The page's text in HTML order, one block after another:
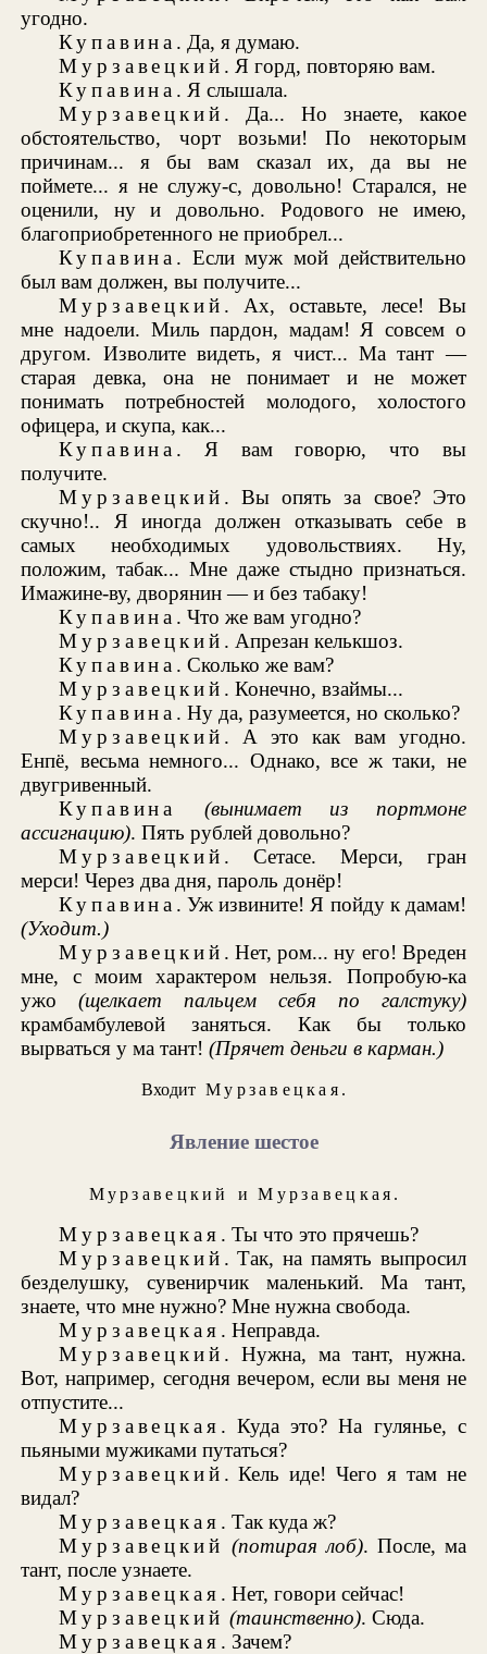
угодно.
Купавина . Да, я думаю.
Мурзавецкий . Я горд, повторяю вам.
Купавина . Я слышала.
Мурзавецкий . Да... Но знаете, какое
обстоятельство, чорт возьми! По некоторым
причинам... я бы вам сказал их, да вы не
поймете... я не служу-с, довольно! Старался, не
оценили, ну и довольно. Родового не имею,
благоприобретенного не приобрел...
Купавина . Если муж мой действительно
был вам должен, вы получите...
Мурзавецкий . Ах, оставьте, лесе! Вы
мне надоели. Миль пардон, мадам! Я совсем о
другом. Изволите видеть, я чист... Ма тант —
старая девка, она не понимает и не может
понимать потребностей молодого, холостого
офицера, и скупа, как...
Купавина . Я вам говорю, что вы
получите.
Мурзавецкий . Вы опять за свое? Это
скучно!.. Я иногда должен отказывать себе в
самых необходимых удовольствиях. Ну,
положим, табак... Мне даже стыдно признаться.
Имажине-ву, дворянин — и без табаку!
Купавина . Что же вам угодно?
Мурзавецкий . Апрезан келькшоз.
Купавина . Сколько же вам?
Мурзавецкий . Конечно, взаймы...
Купавина . Ну да, разумеется, но сколько?
Мурзавецкий . А это как вам угодно.
Енпё, весьма немного... Однако, все ж таки, не
двугривенный.
Купавина
(вынимает из портмоне
ассигнацию). Пять рублей довольно?
Мурзавецкий . Сетасе. Мерси, гран
мерси! Через два дня, пароль донёр!
Купавина . Уж извините! Я пойду к дамам!
(Уходит.)
Мурзавецкий . Нет, ром... ну его! Вреден
мне, с моим характером нельзя. Попробую-ка
ужо(щелкает пальцем себя по галстуку)
крамбамбулевой заняться. Как бы только
вырваться у ма тант!(Прячет деньги в карман.)
Входит Мурзавецкая .
Явление шестое
Мурзавецкий иМурзавецкая .
Мурзавецкая . Ты что это прячешь?
Мурзавецкий . Так, на память выпросил
безделушку, сувенирчик маленький. Ма тант,
знаете, что мне нужно? Мне нужна свобода.
Мурзавецкая . Неправда.
Мурзавецкий . Нужна, ма тант, нужна.
Вот, например, сегодня вечером, если вы меня не
отпустите...
Мурзавецкая . Куда это? На гулянье, с
пьяными мужиками путаться?
Мурзавецкий . Кель иде! Чего я там не
видал?
Мурзавецкая . Так куда ж?
Мурзавецкий (потирая лоб). После, ма
тант, после узнаете.
Мурзавецкая . Нет, говори сейчас!
Мурзавецкий (таинственно). Сюда.
Мурзавецкая . Зачем?